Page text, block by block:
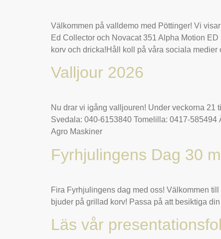
Välkommen på valldemo med Pöttinger! Vi
Ed Collector och Novacat 351 Alpha Motion
korv och dricka!Håll koll på våra sociala medier
Valljour 2026
Nu drar vi igång valljouren! Under veckorna
Svedala: 040-6153840 Tomelilla: 0417-
Agro Maskiner
Fyrhjulingens Dag 30
Fira Fyrhjulingens dag med oss! Välkommen
bjuder på grillad korv! Passa på att besiktiga
Läs vår